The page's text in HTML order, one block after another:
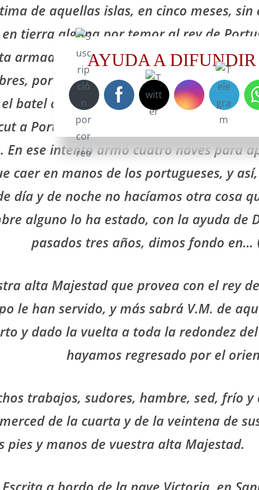
de aquellas islas, en cinco meses,
tierra alguna por temor al rey de
armada, a fin de que V.M. no tenga
por lo cual y la falta de vituallas,
batel con trece hombres y quería
a Portugal cargada de especiería,
En ese intento armó cuatro naves para
caer en manos de los portugueses, y
día y de noche no hacíamos otra cosa
alguno lo ha estado, con la ayuda de
pasados tres años, dimos fondo en…
alta Majestad que provea con el rey
le han servido, y más sabrá V.M. de
y dado la vuelta a toda la redondez
hayamos regresado por el
trabajos, sudores, hambre, sed, frío
de la cuarta y de la veintena de
pies y manos de vuestra alta Majestad.
Escrita a bordo de la nave Victoria, en
AYUDA A DIFUNDIR